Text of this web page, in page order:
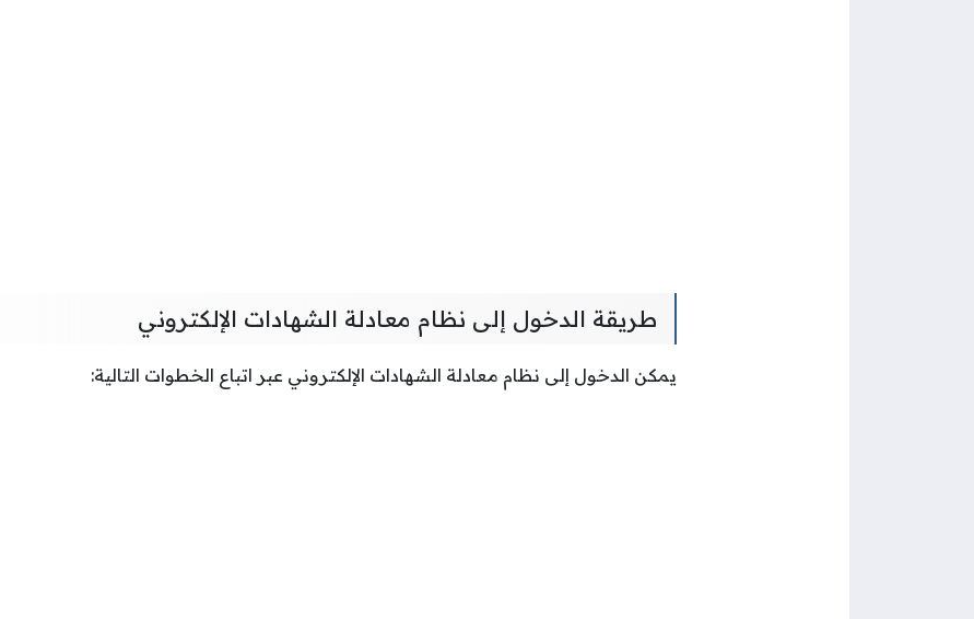
طريقة الدخول إلى نظام معادلة الشهادات الإلكتروني
يمكن الدخول إلى نظام معادلة الشهادات الإلكتروني عبر اتباع الخطوات التالية: